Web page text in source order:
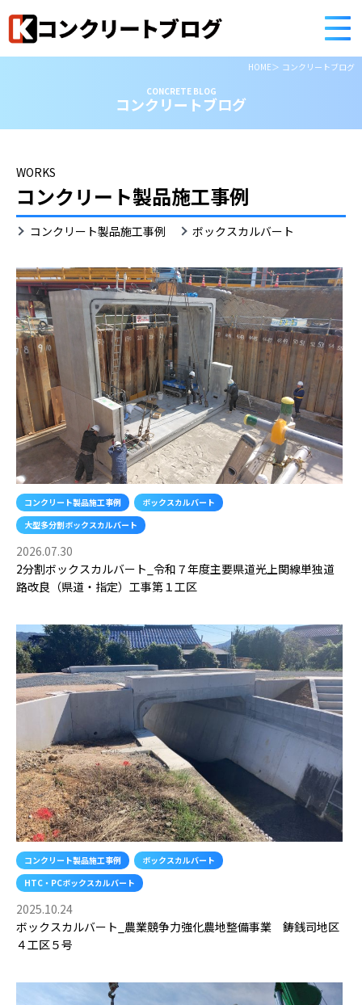
CONCRETE BLOG
コンクリートブログ
HOME コンクリートブログ
WORKS
コンクリート製品施工事例
ボ
ッ
ス
カ
ル
バ
ー
ト
コンクリート製品施工事例 ボックスカルバート
コンクリート製品施工事例
ボックスカルバート
大型多分割ボックスカルバート
2026.07.30
2分割ボックスカルバート_令和７年度主要県道光上関線単独道
路改良（県道・指定）工事第１工区
コンクリート製品施工事例
ボックスカルバート
HTC・PCボックスカルバート
2025.10.24
ボックスカルバート_農業競争力強化農地整備事業 鋳銭司地区
４工区５号